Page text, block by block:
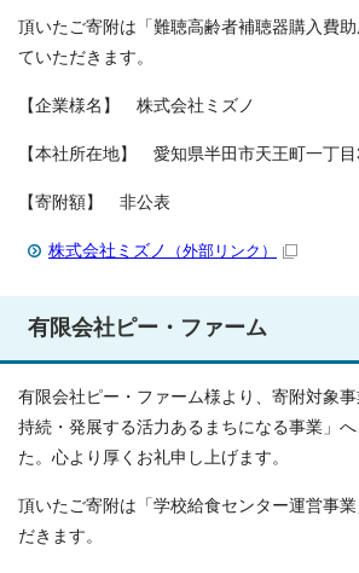
頂いたご寄附は「難聴高齢者補聴器購入費
ていただきます。
【企業様名】 株式会社ミズノ
【本社所在地】 愛知県半田市天王町一丁目
【寄附額】 非公表
株式会社ミズノ （外部リンク）
有限会社ピー・ファーム
有限会社ピー・ファーム様より、寄附対象
持続・発展する活力あるまちになる事業」
た。心より厚くお礼申し上げます。
頂いたご寄附は「学校給食センター運営事
だきます。